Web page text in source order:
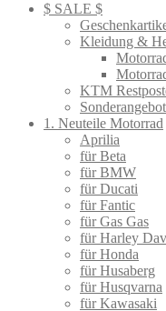
$ SALE $
Kleidung &
KTM
1. Neuteile Motorrad
Aprilia
für Beta
für BMW
für Ducati
für Fantic
für Gas Gas
für Harley
für Honda
für Husaberg
für Husqvarna
für Kawasaki